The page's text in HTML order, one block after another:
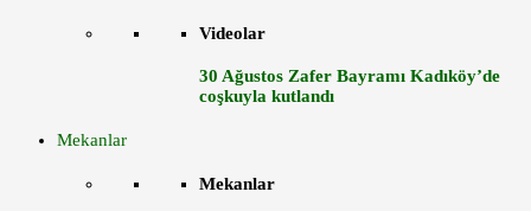
Videolar
30 Ağustos Zafer Bayramı Kadıköy’de
coşkuyla kutlandı
Mekanlar
Mekanlar